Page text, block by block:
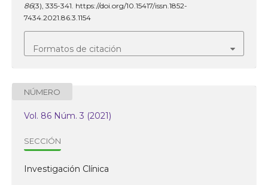
86(3), 335-341. https://doi.org/10.15417/issn.1852-
7434.2021.86.3.1154
Formatos de citación
NÚMERO
Vol. 86 Núm. 3 (2021)
SECCIÓN
Investigación Clínica